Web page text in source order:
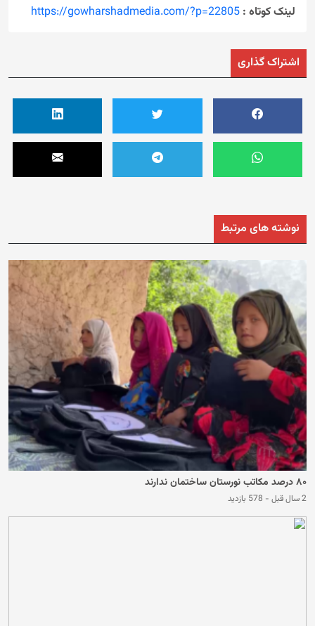
لینک کوتاه : https://gowharshadmedia.com/?p=22805
اشتراک گذاری
نوشته های مرتبط
۸۰ درصد مکاتب نورستان ساختمان ندارند
2 سال قبل - 578 بازدید